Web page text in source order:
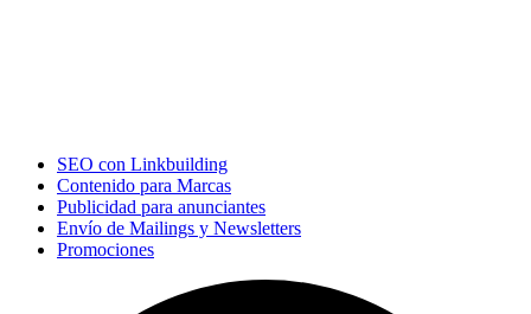
SEO con Linkbuilding
Contenido para Marcas
Publicidad para anunciantes
Envío de Mailings y Newsletters
Promociones